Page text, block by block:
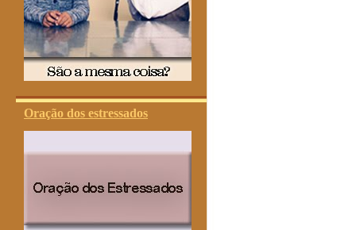
Oração dos estressados